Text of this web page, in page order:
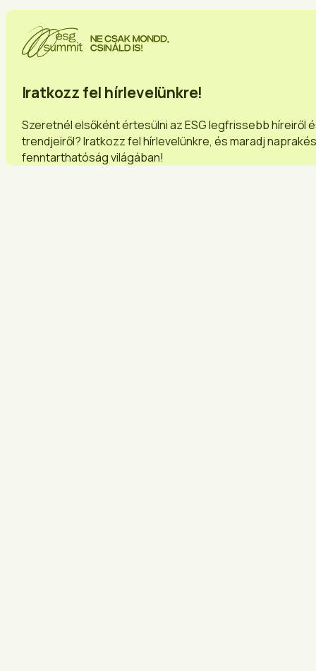
Iratkozz fel hírlevelünkre!
Szeretnél elsőként értesülni az ESG legfrissebb híreiről
trendjeiről? Iratkozz fel hírlevelünkre, és maradj
fenntarthatóság világában!